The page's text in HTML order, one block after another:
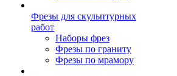
Фрезы для скульптурных
работ
Наборы фрез
Фрезы по граниту
Фрезы по мрамору